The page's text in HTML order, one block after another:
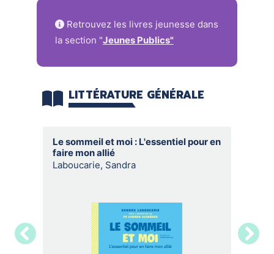
Retrouvez les livres jeunesse dans
la section "Jeunes Publics"
LITTÉRATURE GÉNÉRALE
Le sommeil et moi : L'essentiel pour en
faire mon allié
Laboucarie, Sandra